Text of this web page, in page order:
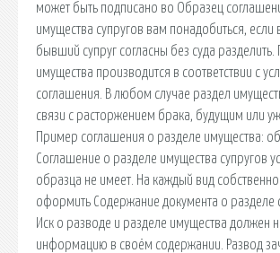
может быть подписано во Образец
имущества супругов вам понадобиться,
бывший супруг согласны без суда
имущества производится в соответствии с
соглашения. В любом случае раздел
связи с расторжением брака, будущим или
Пример соглашения о разделе имущества:
Соглашение о разделе имущества супругов
образца не имеет. На каждый вид
оформить Содержание документа о разделе
Иск о разводе и разделе имущества должен
информацию в своём содержании. Развод